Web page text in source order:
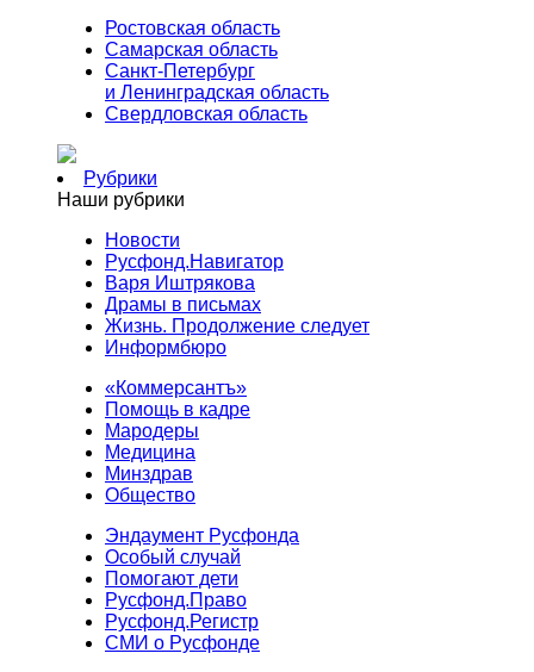
Ростовская область
Самарская область
Санкт-Петербург
и Ленинградская область
Свердловская область
Рубрики
Наши рубрики
Новости
Русфонд.Навигатор
Варя Иштрякова
Драмы в письмах
Жизнь. Продолжение следует
Информбюро
«Коммерсантъ»
Помощь в кадре
Мародеры
Медицина
Минздрав
Общество
Эндаумент Русфонда
Особый случай
Помогают дети
Русфонд.Право
Русфонд.Регистр
СМИ о Русфонде